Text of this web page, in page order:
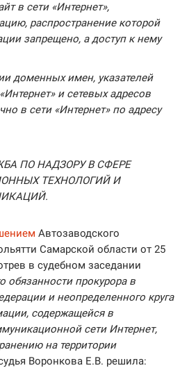
в сети «Интернет»,
распространение которой
запрещено, а доступ к нему
доменных имен, указателей
и сетевых адресов
в сети «Интернет» по адресу
ПО НАДЗОРУ В СФЕРЕ
ТЕХНОЛОГИЙ И
Автозаводского
Самарской области от 25
в судебном заседании
обязанности прокурора в
и неопределенного круга
содержащейся в
сети Интернет,
на территории
Воронкова Е.В. решила: